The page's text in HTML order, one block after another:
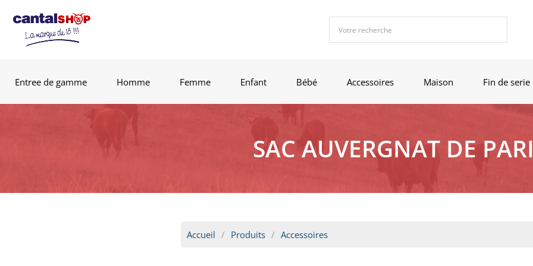
Entree de gamme Homme Femme Enfant Bébé Accessoires Maison Fin de serie
SAC AUVERGNAT DE
Accueil Produits Accessoires